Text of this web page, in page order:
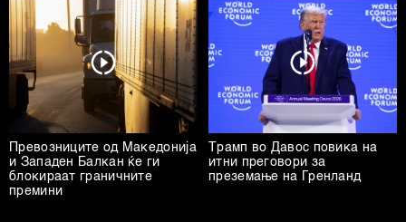
Превозниците од Македонија
и Западен Балкан ќе ги
блокираат граничните
премини
Трамп во Давос повика на
итни преговори за
преземање на Гренланд